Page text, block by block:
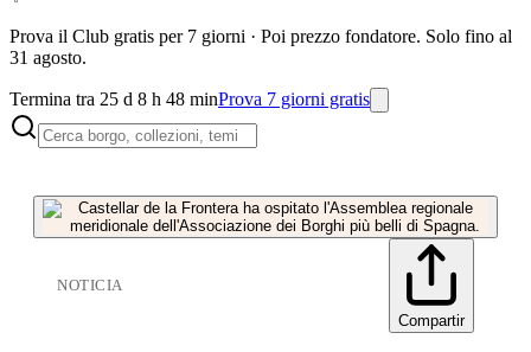
Prova il Club gratis per 7 giorni · Poi prezzo fondatore. Solo fino al
31 agosto.
Termina tra 25 d 8 h 48 minProva 7 giorni gratis
NOTICIA
Compartir